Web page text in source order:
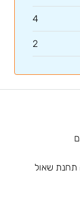
4
2
שאול